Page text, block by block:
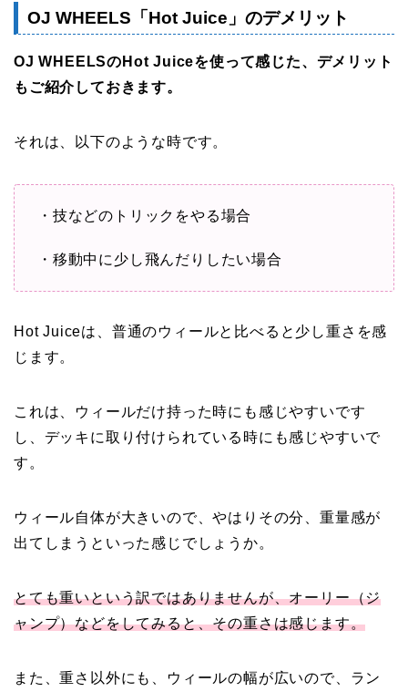
OJ WHEELS「Hot Juice」のデメリット
OJ WHEELSのHot Juiceを使って感じた、デメリット
もご紹介しておきます。
それは、以下のような時です。
・技などのトリックをやる場合
・移動中に少し飛んだりしたい場合
Hot Juiceは、普通のウィールと比べると少し重さを感
じます。
これは、ウィールだけ持った時にも感じやすいです
し、デッキに取り付けられている時にも感じやすいで
す。
ウィール自体が大きいので、やはりその分、重量感が
出てしまうといった感じでしょうか。
とても重いという訳ではありませんが、オーリー（ジ
ャンプ）などをしてみると、その重さは感じます。
また、重さ以外にも、ウィールの幅が広いので、ラン